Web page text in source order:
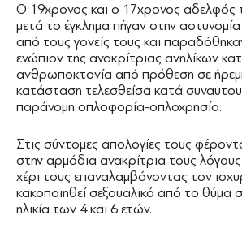
Ο 19χρονος και ο 17χρονος αδελφός
μετά το έγκλημα πήγαν στην αστυνομία
από τους γονείς τους και
ενώπιον της ανακρίτριας ανηλίκων
ανθρωποκτονία από πρόθεση σε
κατάσταση τελεσθείσα κατά
παράνομη οπλοφορία-οπλοχρησία.
Στις σύντομες απολογίες τους
στην αρμόδια ανακρίτρια τους
χέρι τους επαναλαμβάνοντας τον
κακοποιηθεί σεξουαλικά από το θύμα
ηλικία των 4 και 6 ετών.